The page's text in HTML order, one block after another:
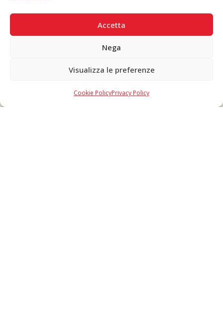
Accetta
Nega
Visualizza le preferenze
Cookie PolicyPrivacy Policy
Copyright © 2026 F. Divella S.p.A. - P.IVA 00257660720 - REA: 35658